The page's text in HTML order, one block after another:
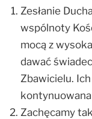
Zesłanie
wspólnoty
mocą z
dawać
Zbawicielu.
Zachęcamy